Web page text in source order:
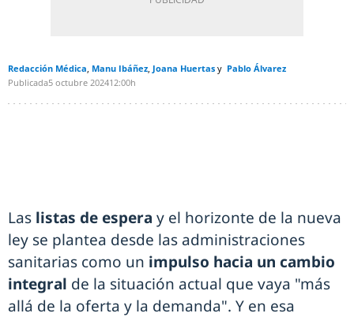
Redacción Médica Manu Ibáñez Joana Huertas
Pablo Álvarez
Publicada5 octubre 202412:00h
Las listas de espera y el horizonte de la nueva
ley se plantea desde las administraciones
sanitarias como un impulso hacia un cambio
integral de la situación actual que vaya "más
allá de la oferta y la demanda". Y en esa